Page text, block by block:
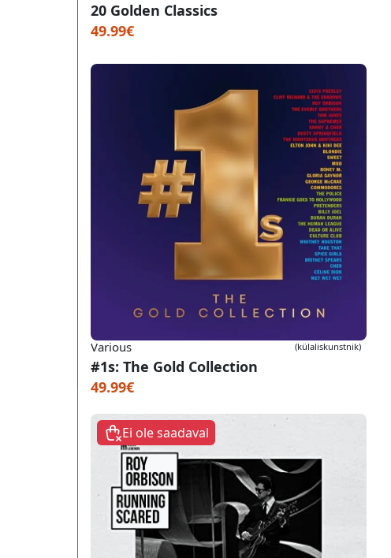
20 Golden Classics
49.99€
Various (külaliskunstnik)
#1s: The Gold Collection
49.99€
Ei ole saadaval